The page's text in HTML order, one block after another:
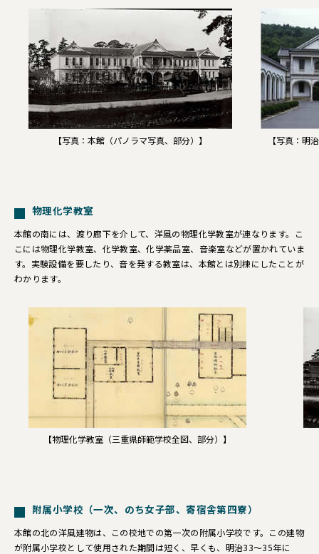
【写真：本館（パノラマ写真、部分）】 【写真：明
物理化学教室
本館の南には、渡り廊下を介して、洋風の物理化学教室が連なります。こ
こには物理化学教室、化学教室、化学薬品室、音楽室などが置かれていま
す。実験設備を要したり、音を発する教室は、本館とは別棟にしたことが
わかります。
【物理化学教室（三重県師範学校全図、部分）】
附属小学校（一次、のち女子部、寄宿舎第四寮）
本館の北の洋風建物は、この校地での第一次の附属小学校です。この建物
が附属小学校として使用された期間は短く、早くも、明治33～35年に